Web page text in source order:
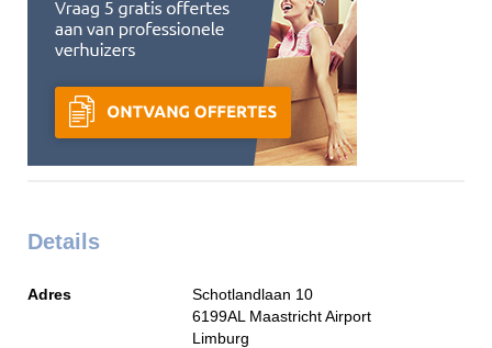
Details
Adres
Schotlandlaan 10
6199AL Maastricht Airport
Limburg